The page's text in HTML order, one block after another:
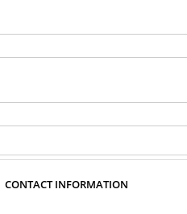
CONTACT INFORMATION